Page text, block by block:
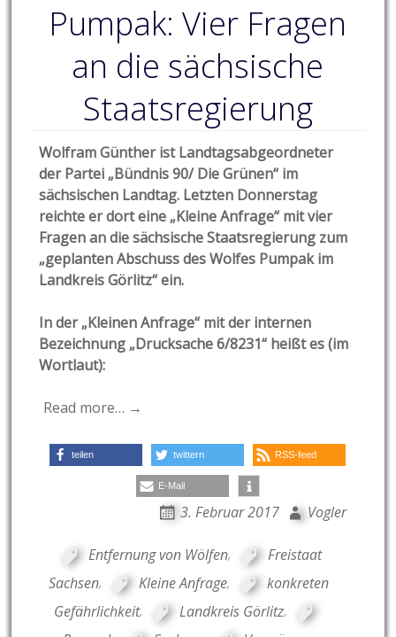
Pumpak: Vier Fragen
an die sächsische
Staatsregierung
Wolfram Günther ist Landtagsabgeordneter
der Partei „Bündnis 90/ Die Grünen“ im
sächsischen Landtag. Letzten Donnerstag
reichte er dort eine „Kleine Anfrage“ mit vier
Fragen an die sächsische Staatsregierung zum
„geplanten Abschuss des Wolfes Pumpak im
Landkreis Görlitz“ ein.
In der „Kleinen Anfrage“ mit der internen
Bezeichnung „Drucksache 6/8231“ heißt es (im
Wortlaut):
Read more… →
teilen twittern RSS-feed
E-Mail
3. Februar 2017 Vogler
Entfernung von Wölfen,
Freistaat
Sachsen, Kleine Anfrage,
konkreten
Gefährlichkeit, Landkreis Görlitz,